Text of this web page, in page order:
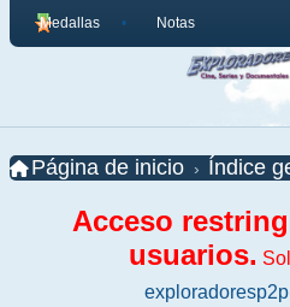
Medallas Notas
Página de inicio Índice
Acceso
usuarios.